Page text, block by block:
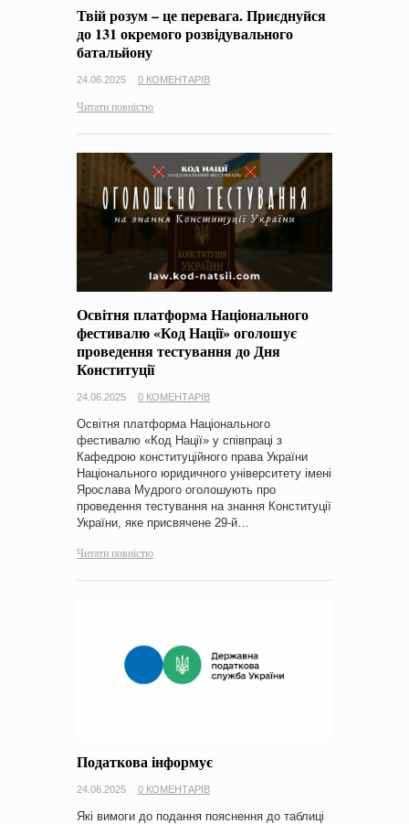
Твій розум – це перевага. Приєднуйся
до 131 окремого розвідувального
батальйону
24.06.2025 0 КОМЕНТАРІВ
Читати повністю
Освітня платформа Національного
фестивалю «Код Нації» оголошує
проведення тестування до Дня
Конституції
24.06.2025 0 КОМЕНТАРІВ
Освітня платформа Національного
фестивалю «Код Нації» у співпраці з
Кафедрою конституційного права України
Національного юридичного університету імені
Ярослава Мудрого оголошують про
проведення тестування на знання Конституції
України, яке присвячене 29-й…
Читати повністю
Податкова інформує
24.06.2025 0 КОМЕНТАРІВ
Які вимоги до подання пояснення до таблиці